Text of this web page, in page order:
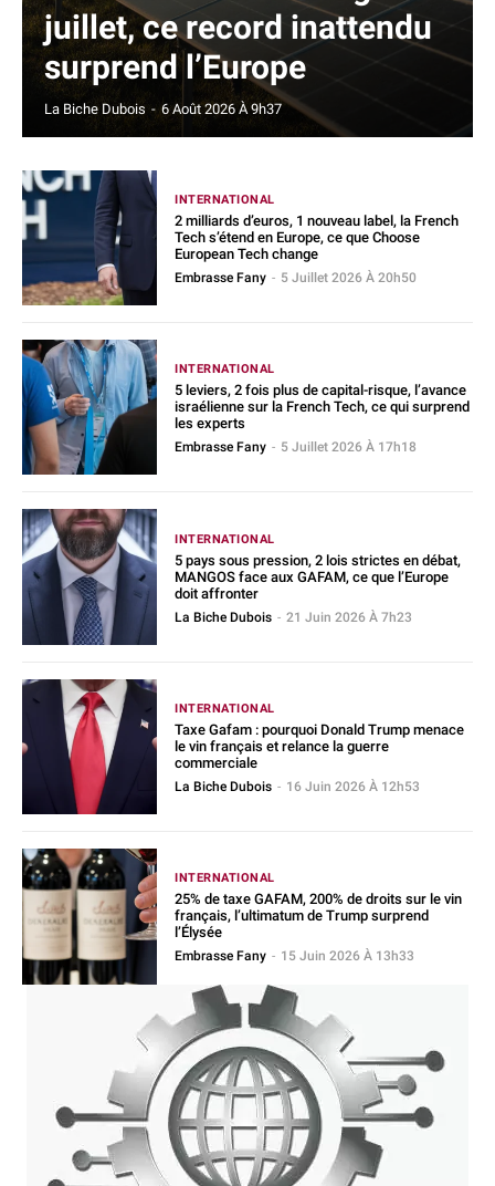
juillet, ce record inattendu
surprend l’Europe
La Biche Dubois - 6 Août 2026 À 9h37
INTERNATIONAL
2 milliards d’euros, 1 nouveau label, la French
Tech s’étend en Europe, ce que Choose
European Tech change
Embrasse Fany - 5 Juillet 2026 À 20h50
INTERNATIONAL
5 leviers, 2 fois plus de capital-risque, l’avance
israélienne sur la French Tech, ce qui surprend
les experts
Embrasse Fany - 5 Juillet 2026 À 17h18
INTERNATIONAL
5 pays sous pression, 2 lois strictes en débat,
MANGOS face aux GAFAM, ce que l’Europe
doit affronter
La Biche Dubois - 21 Juin 2026 À 7h23
INTERNATIONAL
Taxe Gafam : pourquoi Donald Trump menace
le vin français et relance la guerre
commerciale
La Biche Dubois - 16 Juin 2026 À 12h53
INTERNATIONAL
25% de taxe GAFAM, 200% de droits sur le vin
français, l’ultimatum de Trump surprend
l’Élysée
Embrasse Fany - 15 Juin 2026 À 13h33